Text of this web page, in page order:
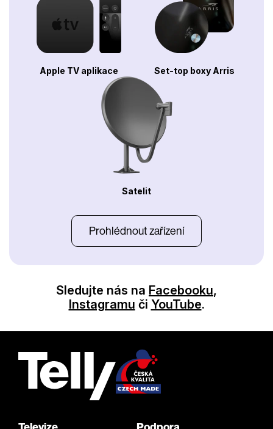
Apple TV aplikace Set-top boxy Arris
Satelit
Prohlédnout zařízení
Sledujte nás na Facebooku,
Instagramu či YouTube.